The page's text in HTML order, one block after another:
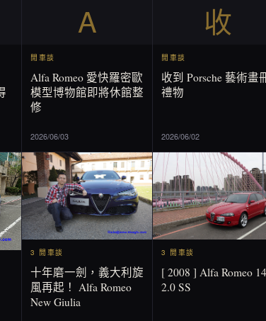
A
閒車談
Alfa Romeo 愛快羅密歐
模型博物館即將休館整
修
2026/06/03
收
閒車談
收到 Porsche 藝術畫
禮物
2026/06/02
3 閒車談
十年磨一劍，義大利旋
風再起！ Alfa Romeo
New Giulia
3 閒車談
[ 2008 ] Alfa Romeo
2.0 SS